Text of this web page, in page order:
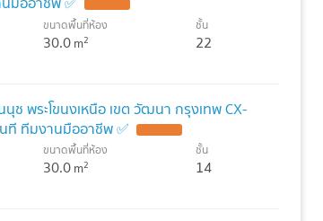
ขนาดพื้นที่ห้อง
30.0m2
ชั้น
22
นุช พระโขนงเหนือ เขต วัฒนา กรุงเทพ CX-
ที ทีมงานมืออาชีพ ✅
ขนาดพื้นที่ห้อง
30.0m2
ชั้น
14